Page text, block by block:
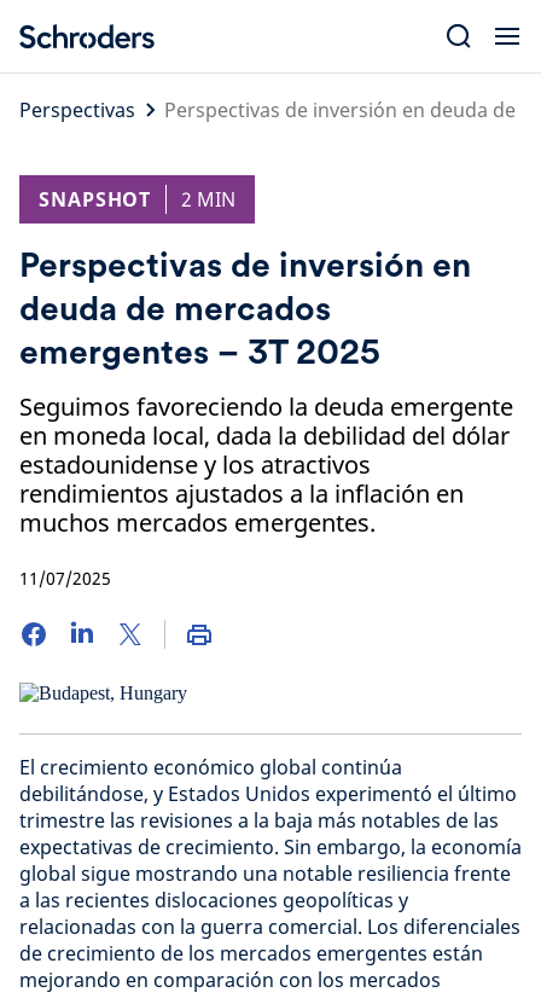
content
Perspectivas
Perspectivas de inversión en deuda de
SNAPSHOT 2 MIN
Perspectivas de inversión en
deuda de mercados
emergentes – 3T 2025
Seguimos favoreciendo la deuda emergente
en moneda local, dada la debilidad del dólar
estadounidense y los atractivos
rendimientos ajustados a la inflación en
muchos mercados emergentes.
11/07/2025
El crecimiento económico global continúa
debilitándose, y Estados Unidos experimentó el último
trimestre las revisiones a la baja más notables de las
expectativas de crecimiento. Sin embargo, la economía
global sigue mostrando una notable resiliencia frente
a las recientes dislocaciones geopolíticas y
relacionadas con la guerra comercial. Los diferenciales
de crecimiento de los mercados emergentes están
mejorando en comparación con los mercados